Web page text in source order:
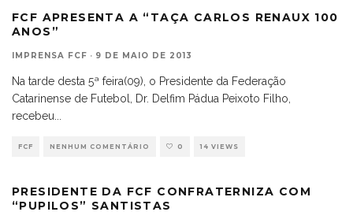
FCF APRESENTA A “TAÇA CARLOS RENAUX 100
ANOS”
IMPRENSA FCF · 9 DE MAIO DE 2013
Na tarde desta 5ª feira(09), o Presidente da Federação
Catarinense de Futebol, Dr. Delfim Pádua Peixoto Filho,
recebeu
FCF NENHUM COMENTÁRIO 0 14 VIEWS
PRESIDENTE DA FCF CONFRATERNIZA COM
“PUPILOS” SANTISTAS